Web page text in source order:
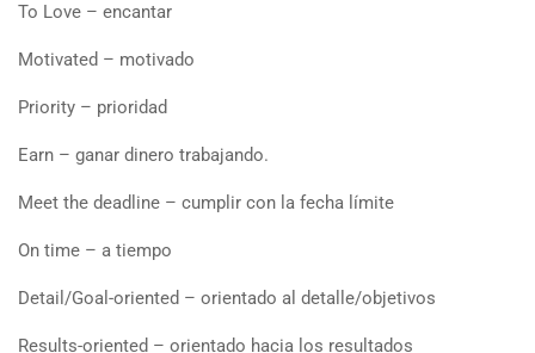
To Love – encantar
Motivated – motivado
Priority – prioridad
Earn – ganar dinero trabajando.
Meet the deadline – cumplir con la fecha límite
On time – a tiempo
Detail/Goal-oriented – orientado al detalle/objetivos
Results-oriented – orientado hacia los resultados